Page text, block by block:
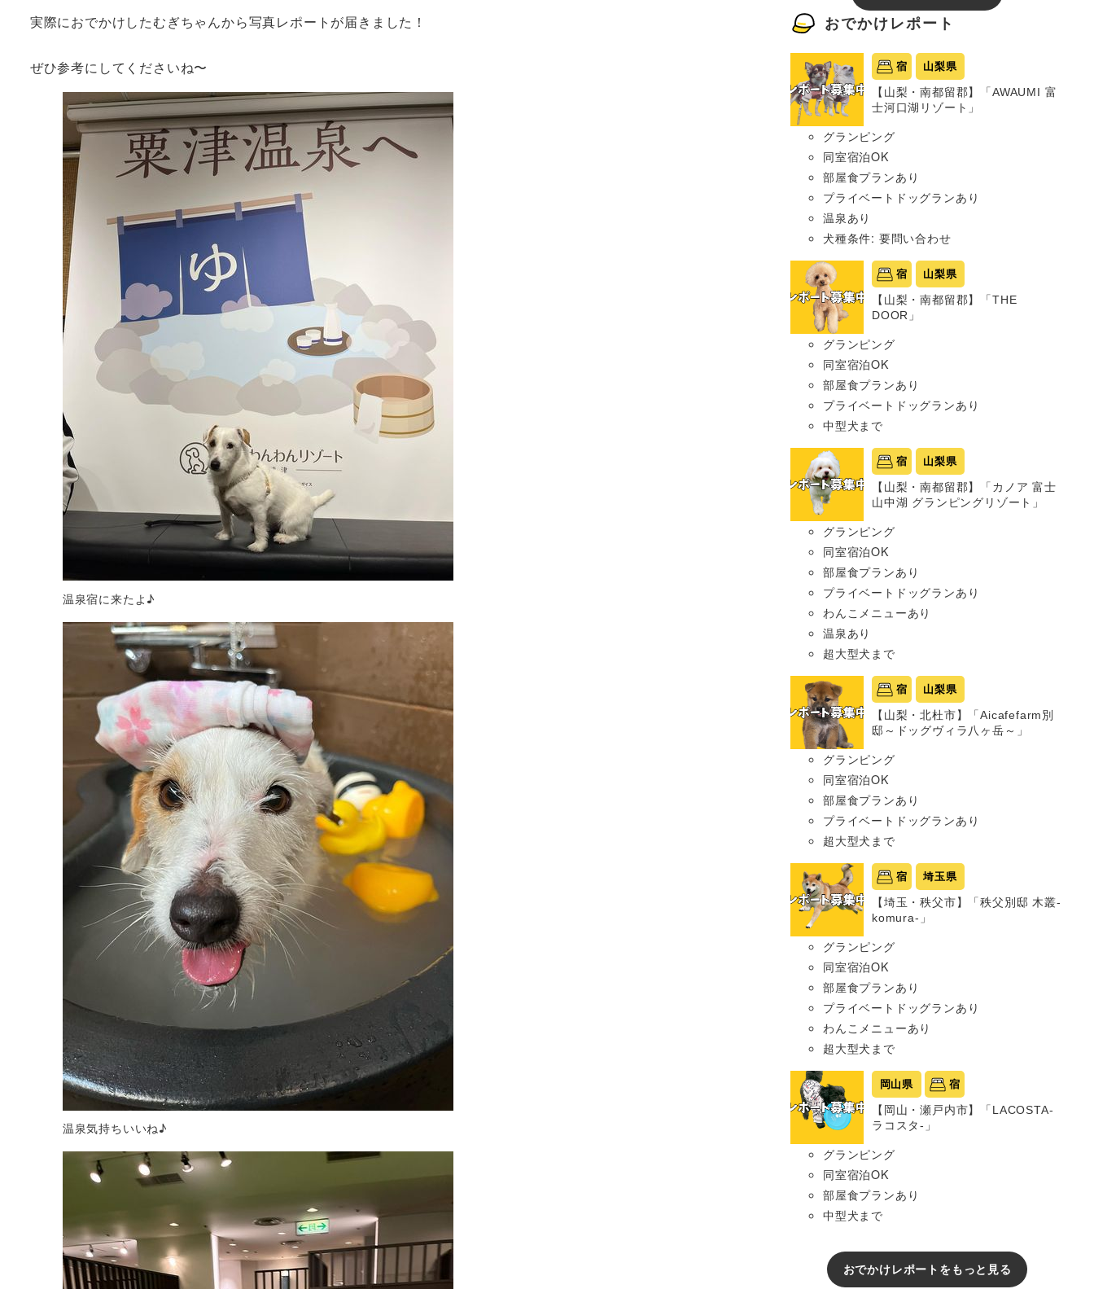
実際におでかけしたむぎちゃんから写真レポートが届きました！
ぜひ参考にしてくださいね〜
温泉宿に来たよ♪
温泉気持ちいいね♪
おでかけレポート
宿 山梨県
【山梨・南都留郡】「AWAUMI 富
士河口湖リゾート」
グランピング
同室宿泊OK
部屋食プランあり
プライベートドッグランあり
温泉あり
犬種条件: 要問い合わせ
宿 山梨県
【山梨・南都留郡】「THE
DOOR」
グランピング
同室宿泊OK
部屋食プランあり
プライベートドッグランあり
中型犬まで
宿 山梨県
【山梨・南都留郡】「カノア 富士
山中湖 グランピングリゾート」
グランピング
同室宿泊OK
部屋食プランあり
プライベートドッグランあり
わんこメニューあり
温泉あり
超大型犬まで
宿 山梨県
【山梨・北杜市】「Aicafefarm別
邸～ドッグヴィラ八ヶ岳～」
グランピング
同室宿泊OK
部屋食プランあり
プライベートドッグランあり
超大型犬まで
宿 埼玉県
【埼玉・秩父市】「秩父別邸 木叢-
komura-」
グランピング
同室宿泊OK
部屋食プランあり
プライベートドッグランあり
わんこメニューあり
超大型犬まで
岡山県 宿
【岡山・瀬戸内市】「LACOSTA-
ラコスタ-」
グランピング
同室宿泊OK
部屋食プランあり
中型犬まで
おでかけレポートをもっと見る